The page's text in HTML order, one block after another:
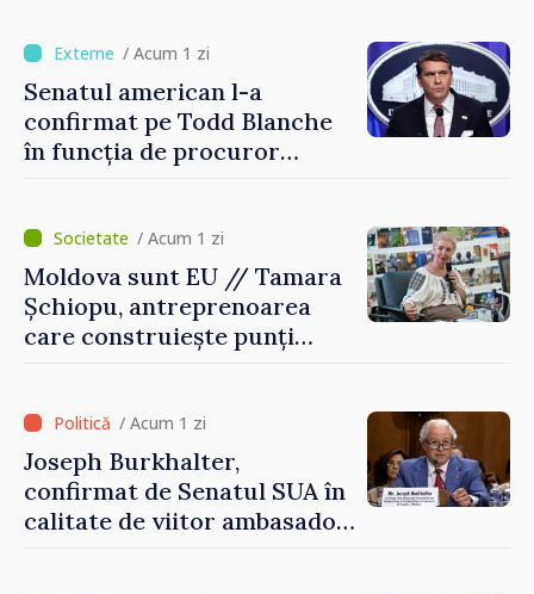
/ Acum 1 zi
Senatul american l-a
confirmat pe Todd Blanche
în funcția de procuror
/ Acum 1 zi
Moldova sunt EU // Tamara
Șchiopu, antreprenoarea
care construiește punți
/ Acum 1 zi
Joseph Burkhalter,
confirmat de Senatul SUA în
calitate de viitor ambasador